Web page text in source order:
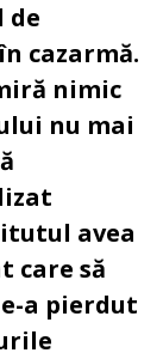
de
cazarmă.
nimic
nu mai
avea
care să
a pierdut